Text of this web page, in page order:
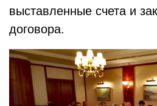
выставленные счета и
договора.